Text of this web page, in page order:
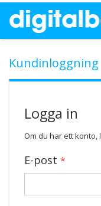
till
innehållet
Kundinloggning
Logga in
Om du har ett konto,
E-post